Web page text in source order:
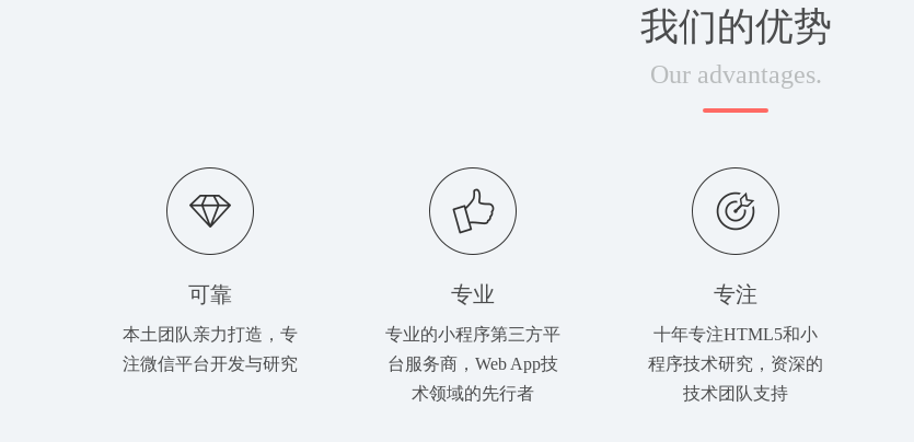
我们的优势
Our advantages.
可靠
本土团队亲力打造，专
注微信平台开发与研究
专业
专业的小程序第三方平
台服务商，Web App技
术领域的先行者
专注
十年专注HTML5和小
程序技术研究，资深的
技术团队支持